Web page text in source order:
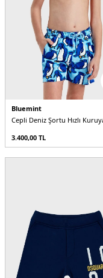
Bluemint
3.400,00 TL